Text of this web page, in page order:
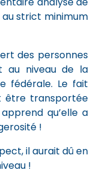
au strict minimum
des personnes
au niveau de la
fédérale. Le fait
être transportée
qu’elle a
!
il aurait dû en
!